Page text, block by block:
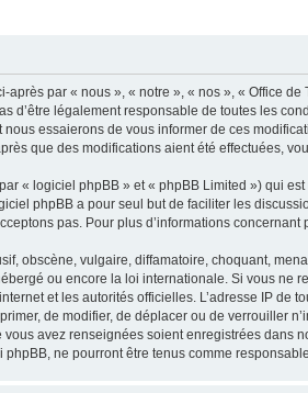
par « nous », « notre », « nos », « Office
d’être légalement responsable de toutes les
essaierons de vous informer de ces
que des modifications aient été effectuées,
« logiciel phpBB » et « phpBB Limited ») qui
phpBB a pour seul but de faciliter les
pas. Pour plus d’informations concernant
obscène, vulgaire, diffamatoire, choquant,
ou encore la loi internationale. Si vous
et les autorités officielles. L’adresse IP
de modifier, de déplacer ou de verrouiller
avez renseignées soient enregistrées
ne pourront être tenus comme